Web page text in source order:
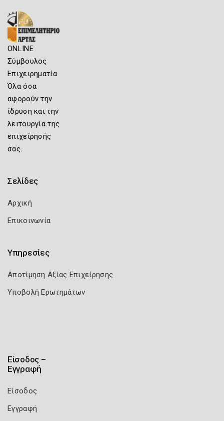
ONLINE
Σύμβουλος
Επιχειρηματία
Όλα όσα
αφορούν την
ίδρυση και την
λειτουργία της
επιχείρησής
σας.
Σελίδες
Αρχική
Επικοινωνία
Υπηρεσίες
Αποτίμηση Αξίας Επιχείρησης
Υποβολή Ερωτημάτων
Είσοδος –
Εγγραφή
Είσοδος
Εγγραφή